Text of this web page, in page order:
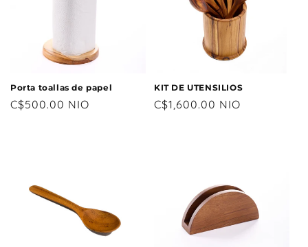
Porta toallas de papel
Precio
C$500.00 NIO
KIT DE UTENSILIOS
Precio
C$1,600.00 NIO